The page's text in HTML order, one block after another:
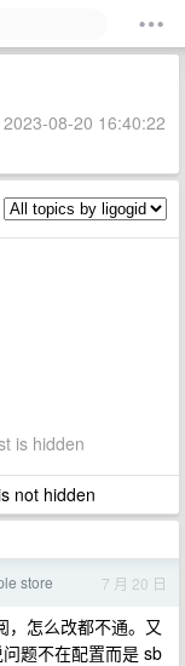
08-20 16:40:22
is hidden
not hidden
store 7 月 20 日
怎么改都不通。又
题不在配置而是 sb